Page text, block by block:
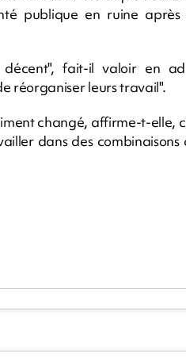
publique en ruine après
fait-il valoir en
réorganiser leurs travail".
changé, affirme-t-elle,
dans des